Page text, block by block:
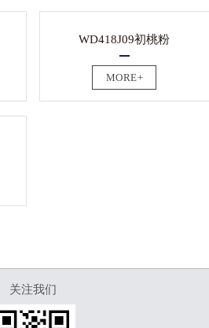
WD418J09初桃粉
MORE+
关注我们